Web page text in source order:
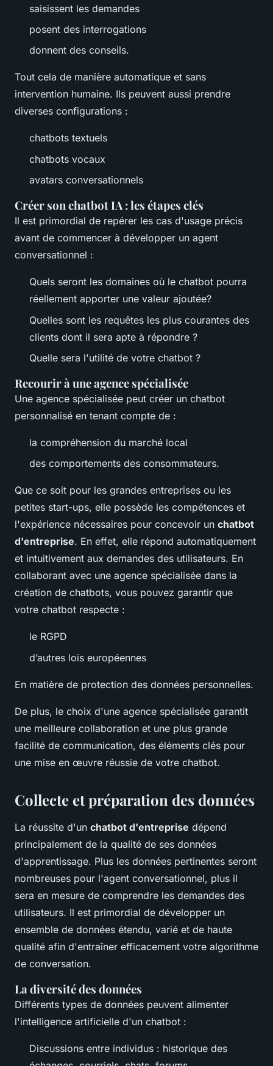
saisissent les demandes
posent des interrogations
donnent des conseils.
Tout cela de manière automatique et sans
intervention humaine. Ils peuvent aussi prendre
diverses configurations :
chatbots textuels
chatbots vocaux
avatars conversationnels
Créer son chatbot IA : les étapes clés
Il est primordial de repérer les cas d'usage précis
avant de commencer à développer un agent
conversationnel :
Quels seront les domaines où le chatbot pourra
réellement apporter une valeur ajoutée?
Quelles sont les requêtes les plus courantes des
clients dont il sera apte à répondre ?
Quelle sera l'utilité de votre chatbot ?
Recourir à une agence spécialisée
Une agence spécialisée peut créer un chatbot
personnalisé en tenant compte de :
la compréhension du marché local
des comportements des consommateurs.
Que ce soit pour les grandes entreprises ou les
petites start-ups, elle possède les compétences et
l'expérience nécessaires pour concevoir un chatbot
d'entreprise. En effet, elle répond automatiquement
et intuitivement aux demandes des utilisateurs. En
collaborant avec une agence spécialisée dans la
création de chatbots, vous pouvez garantir que
votre chatbot respecte :
le RGPD
d’autres lois européennes
En matière de protection des données personnelles.
De plus, le choix d'une agence spécialisée garantit
une meilleure collaboration et une plus grande
facilité de communication, des éléments clés pour
une mise en œuvre réussie de votre chatbot.
Collecte et préparation des données
La réussite d'un chatbot d'entreprise dépend
principalement de la qualité de ses données
d'apprentissage. Plus les données pertinentes seront
nombreuses pour l'agent conversationnel, plus il
sera en mesure de comprendre les demandes des
utilisateurs. Il est primordial de développer un
ensemble de données étendu, varié et de haute
qualité afin d'entraîner efficacement votre algorithme
de conversation.
La diversité des données
Différents types de données peuvent alimenter
l'intelligence artificielle d'un chatbot :
Discussions entre individus : historique des